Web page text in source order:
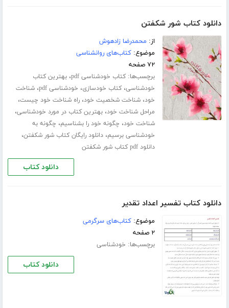
دانلود کتاب شور شکفتن
از: محمدرضا زادهوش
موضوع:کتاب‌های روانشناسی
۷۲ صفحه
برچسب‌ها:کتاب خودشناسی pdf ،بهترین کتاب
خودشناسی،کتاب خودسازی، خودشناسی pdf ،شناخت
خود،شناخت شخصیت خود،راه شناخت خود چیست،
مراحل شناخت خود،بهترین کتاب در مورد خودشناسی،
شناخت خود، چگونه خود را بشناسیم، چگونه به
خودشناسی برسیم،دانلود رایگان کتاب شور شکفتن،
دانلود pdf کتاب شور شکفتن
دانلود کتاب
دانلود کتاب تفسیر اعداد تقدیر
موضوع:کتاب‌های سرگرمی
۲ صفحه
برچسب‌ها: خودشناسی
دانلود کتاب